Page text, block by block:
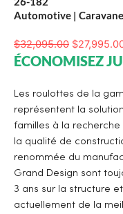
Automotive |
$32,095.00 $
ÉCONOMISEZ
Les roulottes de la
représentent la
familles à la recherche
la qualité de
renommée du
Grand Design sont
3 ans sur la structure
actuellement de la